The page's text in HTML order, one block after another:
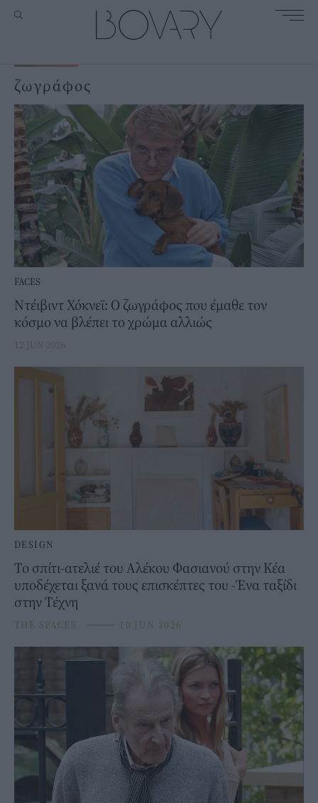
ζωγράφος
FACES
Ντέιβιντ Χόκνεϊ: Ο ζωγράφος που έμαθε τον
κόσμο να βλέπει το χρώμα αλλιώς
12 JUN 2026
DESIGN
Το σπίτι-ατελιέ του Αλέκου Φασιανού στην Κέα
υποδέχεται ξανά τους επισκέπτες του -Ένα ταξίδι
στην Τέχνη
THE SPACES ⸻ 10 JUN 2026